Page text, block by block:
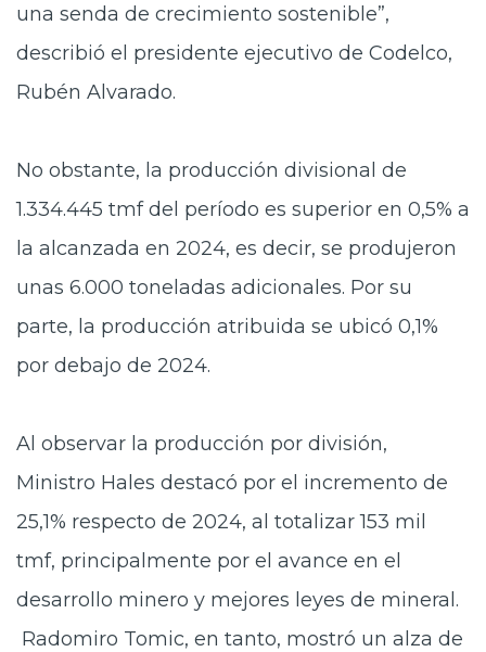
una senda de crecimiento sostenible”,
describió el presidente ejecutivo de Codelco,
Rubén Alvarado.
No obstante, la producción divisional de
1.334.445 tmf del período es superior en 0,5% a
la alcanzada en 2024, es decir, se produjeron
unas 6.000 toneladas adicionales. Por su
parte, la producción atribuida se ubicó 0,1%
por debajo de 2024.
Al observar la producción por división,
Ministro Hales destacó por el incremento de
25,1% respecto de 2024, al totalizar 153 mil
tmf, principalmente por el avance en el
desarrollo minero y mejores leyes de mineral.
Radomiro Tomic, en tanto, mostró un alza de